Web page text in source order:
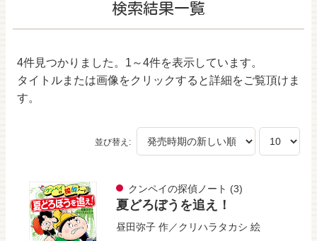
検索結果一覧
4件見つかりました。 1～4件を表示しています。
タイトルまたは画像をクリックすると詳細をご覧頂けま
す。
並び替え:
クンペイの探偵ノート (3)
夏どろぼうを追え！
昼田弥子 作／クリハラタカシ 絵